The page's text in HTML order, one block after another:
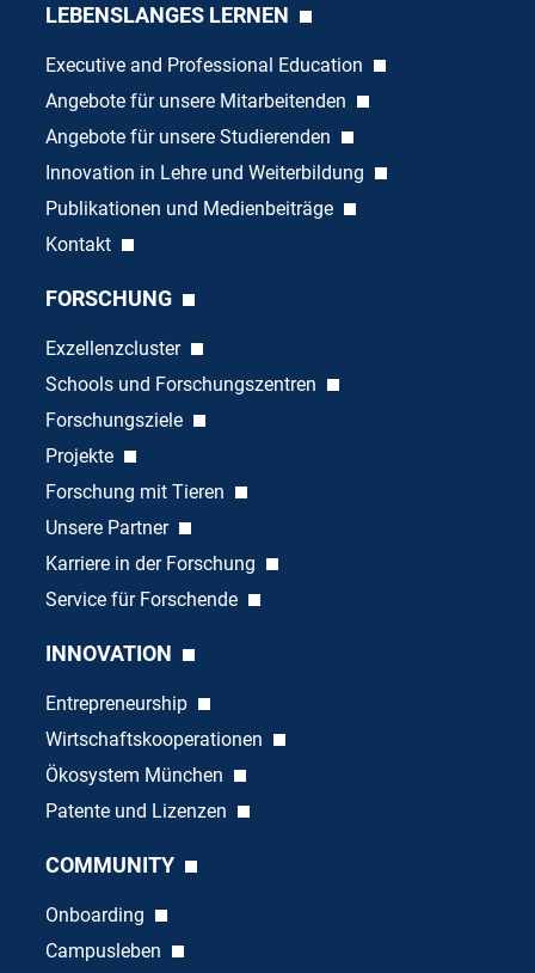
LEBENSLANGES LERNEN
Executive and Professional Education
Angebote für unsere Mitarbeitenden
Angebote für unsere Studierenden
Innovation in Lehre und Weiterbildung
Publikationen und Medienbeiträge
Kontakt
FORSCHUNG
Exzellenzcluster
Schools und Forschungszentren
Forschungsziele
Projekte
Forschung mit Tieren
Unsere Partner
Karriere in der Forschung
Service für Forschende
INNOVATION
Entrepreneurship
Wirtschaftskooperationen
Ökosystem München
Patente und Lizenzen
COMMUNITY
Onboarding
Campusleben